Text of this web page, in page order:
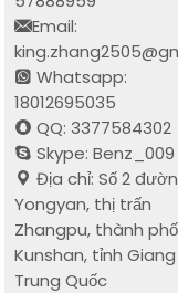
Email:
Whatsapp:
18012695035
QQ: 3377584302
Skype: Benz_009
Địa chỉ: Số 2
Yongyan, thị trấn
Zhangpu, thành phố
Kunshan, tỉnh
Trung Quốc